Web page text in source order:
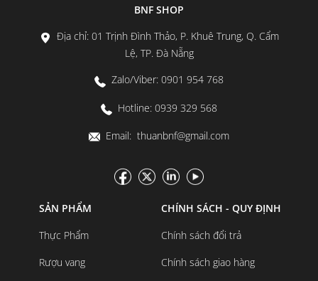
BNF SHOP
Địa chỉ: 01 Trịnh Đình Thảo, P. Khuê Trung, Q. Cẩm
Lệ, TP. Đà Nẵng
Zalo/Viber: 0901 954 768
Hotline: 0939 329 568
Email: thuanbnf@gmail.com
SẢN PHẨM
Thực Phẩm
Rượu vang
CHÍNH SÁCH - QUY ĐỊNH
Chính sách đổi trả
Chính sách giao hàng